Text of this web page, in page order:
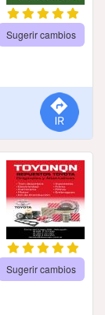
Sugerir cambios
Sugerir cambios